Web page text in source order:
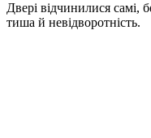
Двері відчинилися самі,
тиша й невідворотність.